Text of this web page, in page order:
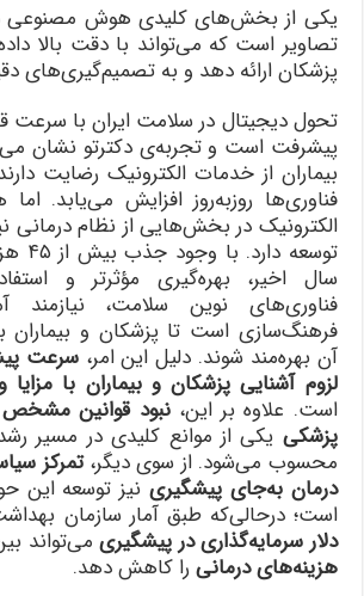
یکی از بخش‌های کلیدی هوش مصنوعی
تصاویر است که می‌تواند با دقت بالا
پزشکان ارائه دهد و به تصمیم‌گیری‌های
تحول دیجیتال در سلامت ایران با سرعت
پیشرفت است و تجربه‌ی دکترتو نشان
بیماران از خدمات الکترونیک رضایت
فناوری‌ها روزبه‌روز افزایش می‌یابد.
الکترونیک در بخش‌هایی از نظام درمانی
سال اخیر، بهره‌گیری مؤثرتر و
فناوری‌های نوین سلامت،
فرهنگ‌سازی است تا پزشکان و بیماران
آن بهره‌مند شوند. دلیل این امر،سرعت
لزوم آشنایی پزشکان و بیماران با
است. علاوه بر این،نبود قوانین مشخص
پزشکی یکی از موانع کلیدی در مسیر
محسوب می‌شود. از سوی دیگر،تمرکز
درمان به‌جای پیشگیرینیز توسعه این
است؛ درحالی‌که طبق آمار سازمان
دلار سرمایه‌گذاری در پیشگیریمی‌تواند
هزینه‌های درمانی را کاهش دهد.